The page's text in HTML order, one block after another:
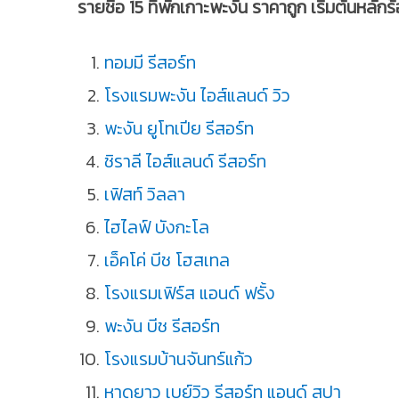
รายชื่อ 15 ที่พักเกาะพะงัน ราคาถูก เริ่มต้นหลัก
ทอมมี รีสอร์ท
โรงแรมพะงัน ไอส์แลนด์ วิว
พะงัน ยูโทเปีย รีสอร์ท
ชิราลี ไอส์แลนด์ รีสอร์ท
เฟิสท์ วิลลา
ไฮไลฟ์ บังกะโล
เอ็คโค่ บีช โฮสเทล
โรงแรมเฟิร์ส แอนด์ ฟรั้ง
พะงัน บีช รีสอร์ท
โรงแรมบ้านจันทร์แก้ว
หาดยาว เบย์วิว รีสอร์ท แอนด์ สปา